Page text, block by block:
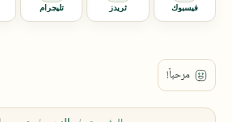
فيسبوك ثريدز تليجرام